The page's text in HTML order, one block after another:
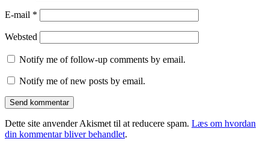
E-mail *
Websted
Notify me of follow-up comments by email.
Notify me of new posts by email.
Dette site anvender Akismet til at reducere spam. Læs om hvordan
din kommentar bliver behandlet.